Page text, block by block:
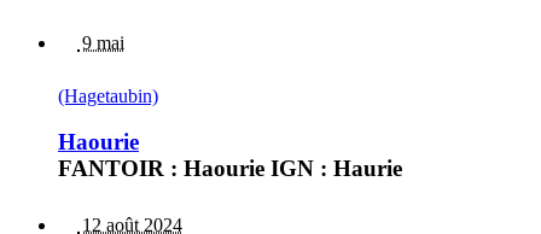
9 mai
(Hagetaubin)
Haourie
FANTOIR : Haourie IGN : Haurie
12 août 2024